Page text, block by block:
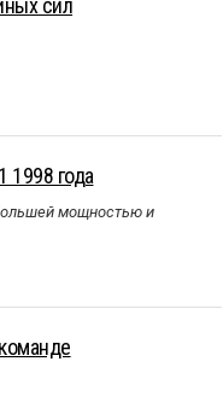
сил
1998 года
мощностью и